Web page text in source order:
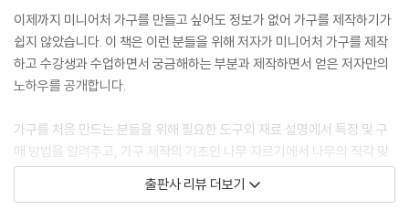
Column 03 루루코네 멍이냥이를 소개합니다.
PART3 인형 가구 도안
02 컨트리 철망 액자
03 나무 상자
05 거실 테이블
이제까지 미니어처 가구를 만들고 싶어도 정보가 없어 가구를 제작하기가
쉽지 않았습니다. 이 책은 이런 분들을 위해 저자가 미니어처 가구를 제작
하고 수강생과 수업하면서 궁금해하는 부분과 제작하면서 얻은 저자만의
노하우를 공개합니다.
가구를 처음 만드는 분들을 위해 필요한 도구와 재료 설명에서 특징 및 구
매 방법을 알려주고, 가구 제작의 기초인 나무 자르기에서 나무의 직각 맞
추기, 본드 바르는 방법 및 조립 방법 등을 세세하게 따라하기로 구성하였
습니다. 또한 가구 필수 아이템 35가지를 제작하기 쉬운 순서로 배열하고
출판사 리뷰 더보기